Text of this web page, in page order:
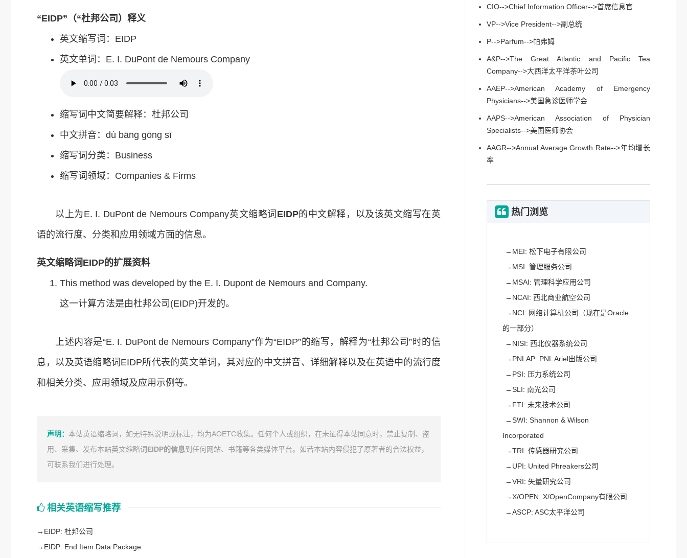
“EIDP”（“杜邦公司）释义
英文缩写词：EIDP
英文单词：E. I. DuPont de Nemours Company
缩写词中文简要解释：杜邦公司
中文拼音：dù bāng gōng sī
缩写词分类：Business
缩写词领域：Companies & Firms
以上为E. I. DuPont de Nemours Company英文缩略词 EIDP的中文解释，以及该英文缩写在英
语的流行度、分类和应用领域方面的信息。
英文缩略词EIDP的扩展资料
This method was developed by the E. I. Dupont de Nemours and Company.
这一计算方法是由杜邦公司(EIDP)开发的。
上述内容是“E. I. DuPont de Nemours Company”作为“EIDP”的缩写，解释为“杜邦公司”时的信
息，以及英语缩略词EIDP所代表的英文单词，其对应的中文拼音、详细解释以及在英语中的流行度
和相关分类、应用领域及应用示例等。
声明： 本站英语缩略词，如无特殊说明或标注，均为AOETC收集。任何个人或组织，在未征得本站同意时，禁止复制、盗
用、采集、发布本站英文缩略词EIDP的信息到任何网站、书籍等各类媒体平台。如若本站内容侵犯了原著者的合法权益，
可联系我们进行处理。
相关英语缩写推荐
→ EIDP: 杜邦公司
→ EIDP: End Item Data Package
CIO-->Chief Information Officer-->首席信息官
VP-->Vice President-->副总统
P-->Parfum-->帕弗姆
A&P-->The Great Atlantic and Pacific Tea
Company-->大西洋太平洋茶叶公司
AAEP-->American Academy of Emergency
Physicians-->美国急诊医师学会
AAPS-->American Association of Physician
Specialists-->美国医师协会
AAGR-->Annual Average Growth Rate-->年均增长
率
热门浏览
→ MEI: 松下电子有限公司
→ MSI: 管理服务公司
→ MSAI: 管理科学应用公司
→ NCAI: 西北商业航空公司
→ NCI: 网络计算机公司（现在是Oracle
的一部分）
→ NISI: 西北仪器系统公司
→ PNLAP: PNL Ariel出版公司
→ PSI: 压力系统公司
→SLI: 南光公司
→ FTI: 未来技术公司
→SWI: Shannon & Wilson
Incorporated
→TRI: 传感器研究公司
→ UPI: United Phreakers公司
→VRI: 矢量研究公司
→X/OPEN: X/OpenCompany有限公司
→ASCP: ASC太平洋公司